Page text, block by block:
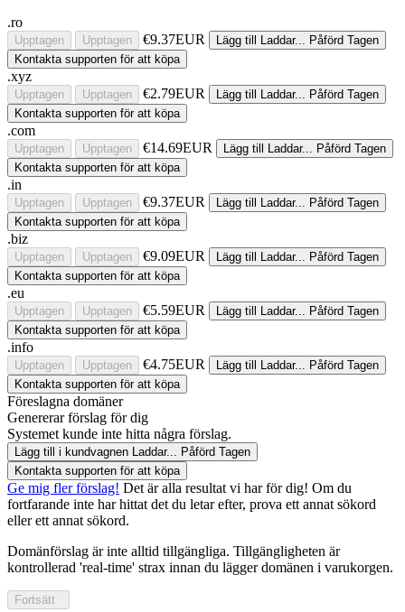
.ro
Upptagen Upptagen €9.37EUR Lägg till Laddar... Påförd Tagen
Kontakta supporten för att köpa
.xyz
Upptagen Upptagen €2.79EUR Lägg till Laddar... Påförd Tagen
Kontakta supporten för att köpa
.com
Upptagen Upptagen €14.69EUR Lägg till Laddar... Påförd Tagen
Kontakta supporten för att köpa
.in
Upptagen Upptagen €9.37EUR Lägg till Laddar... Påförd Tagen
Kontakta supporten för att köpa
.biz
Upptagen Upptagen €9.09EUR Lägg till Laddar... Påförd Tagen
Kontakta supporten för att köpa
.eu
Upptagen Upptagen €5.59EUR Lägg till Laddar... Påförd Tagen
Kontakta supporten för att köpa
.info
Upptagen Upptagen €4.75EUR Lägg till Laddar... Påförd Tagen
Kontakta supporten för att köpa
Föreslagna domäner
Genererar förslag för dig
Systemet kunde inte hitta några förslag.
Lägg till i kundvagnen Laddar... Påförd Tagen
Kontakta supporten för att köpa
Ge mig fler förslag! Det är alla resultat vi har för dig! Om du
fortfarande inte har hittat det du letar efter, prova ett annat sökord
eller ett annat sökord.
Domänförslag är inte alltid tillgängliga. Tillgängligheten är
kontrollerad 'real-time' strax innan du lägger domänen i varukorgen.